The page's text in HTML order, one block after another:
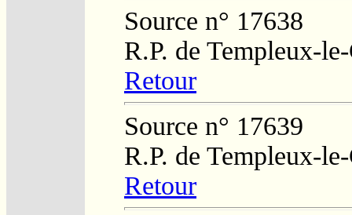
Source n° 17638
R.P. de Templeux-
Retour
Source n° 17639
R.P. de Templeux-
Retour